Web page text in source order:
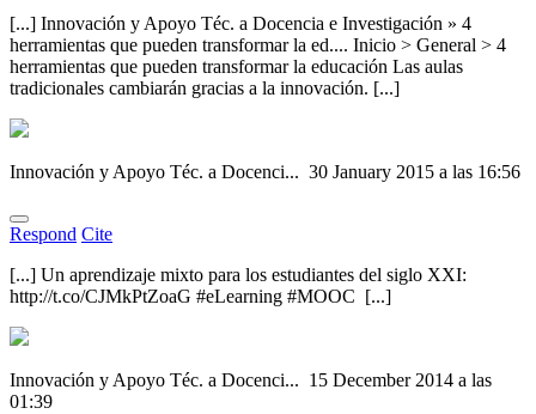
[...] Innovación y Apoyo Téc. a Docencia e Investigación » 4
herramientas que pueden transformar la ed.... Inicio > General > 4
herramientas que pueden transformar la educación Las aulas
tradicionales cambiarán gracias a la innovación. [...]
Innovación y Apoyo Téc. a Docenci... 30 January 2015 a las 16:56
Respond Cite
[...] Un aprendizaje mixto para los estudiantes del siglo XXI:
http://t.co/CJMkPtZoaG #eLearning #MOOC [...]
Innovación y Apoyo Téc. a Docenci... 15 December 2014 a las
01:39